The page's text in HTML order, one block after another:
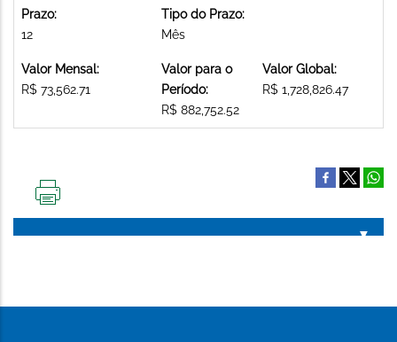
Prazo:
12
Tipo do Prazo:
Mês
Valor Mensal:
R$ 73,562.71
Valor para o
Período:
R$ 882,752.52
Valor Global:
R$ 1,728,826.47
PÁGINA